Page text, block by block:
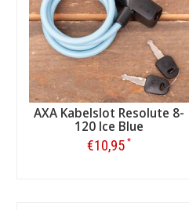
AXA Kabelslot Resolute 8-
120 Ice Blue
€10,95 *